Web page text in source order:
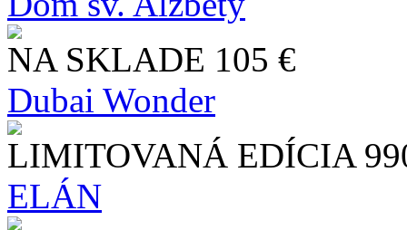
NA SKLADE 105 €
Dubai Wonder
LIMITOVANÁ EDÍCIA
ELÁN